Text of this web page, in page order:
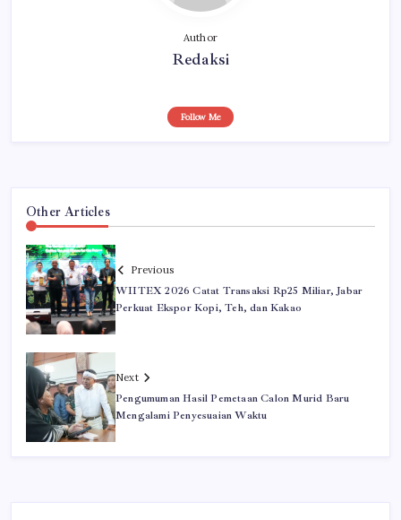
Author
Redaksi
Follow Me
Other Articles
Previous
WIITEX 2026 Catat Transaksi Rp25 Miliar, Jabar
Perkuat Ekspor Kopi, Teh, dan Kakao
Next
Pengumuman Hasil Pemetaan Calon Murid Baru
Mengalami Penyesuaian Waktu